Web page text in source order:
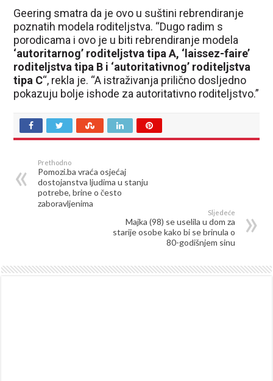
Geering smatra da je ovo u suštini rebrendiranje
poznatih modela roditeljstva. “Dugo radim s
porodicama i ovo je u biti rebrendiranje modela
‘autoritarnog’ roditeljstva tipa A, ‘laissez-faire’
roditeljstva tipa B i ‘autoritativnog’ roditeljstva
tipa C“, rekla je. “A istraživanja prilično dosljedno
pokazuju bolje ishode za autoritativno roditeljstvo.”
Prethodno
Pomozi.ba vraća osjećaj
dostojanstva ljudima u stanju
potrebe, brine o često
zaboravljenima
Sljedeće
Majka (98) se uselila u dom za
starije osobe kako bi se brinula o
80-godišnjem sinu